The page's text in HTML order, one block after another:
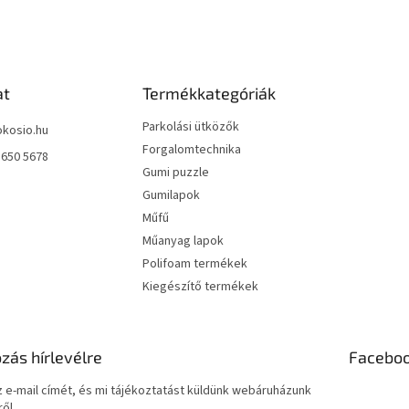
5678
Termékkategóriák
Parkolási ütközők
Forgalomtechnika
Gumi puzzle
Gumilapok
Műfű
Műanyag lapok
Polifoam termékek
Kiegészítő termékek
hírlevélre
e-mail címét, és mi tájékoztatást küldünk webáruházunk